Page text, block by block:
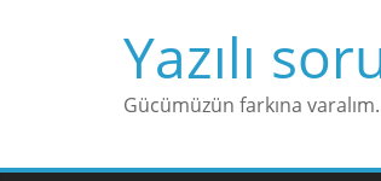
Yazılı
Gücümüzün farkına